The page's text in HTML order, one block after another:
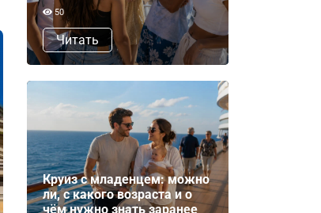
50
Читать
Круиз с младенцем: можно
ли, с какого возраста и о
чём нужно знать заранее